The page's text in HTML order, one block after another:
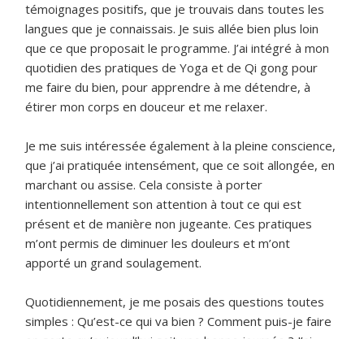
témoignages positifs, que je trouvais dans toutes les
langues que je connaissais. Je suis allée bien plus loin
que ce que proposait le programme. J’ai intégré à mon
quotidien des pratiques de Yoga et de Qi gong pour
me faire du bien, pour apprendre à me détendre, à
étirer mon corps en douceur et me relaxer.
Je me suis intéressée également à la pleine conscience,
que j’ai pratiquée intensément, que ce soit allongée, en
marchant ou assise. Cela consiste à porter
intentionnellement son attention à tout ce qui est
présent et de manière non jugeante. Ces pratiques
m’ont permis de diminuer les douleurs et m’ont
apporté un grand soulagement.
Quotidiennement, je me posais des questions toutes
simples : Qu’est-ce qui va bien ? Comment puis-je faire